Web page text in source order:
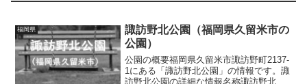
福岡県
諏訪野北公園（福岡県久留米市の
公園）
公園の概要福岡県久留米市諏訪野町2137-
1にある「諏訪野北公園」の情報です。諏
訪野北公園の詳細な情報名称諏訪野北公